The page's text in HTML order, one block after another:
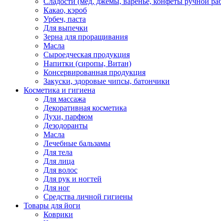
Какао, кэроб
Урбеч, паста
Для выпечки
Зерна для проращивания
Масла
Сыроедческая продукция
Напитки (сиропы, Витан)
Консервированная продукция
Закуски, здоровые чипсы, батончики
Косметика и гигиена
Для массажа
Декоративная косметика
Духи, парфюм
Дезодоранты
Масла
Лечебные бальзамы
Для тела
Для лица
Для волос
Для рук и ногтей
Для ног
Средства личной гигиены
Товары для йоги
Коврики